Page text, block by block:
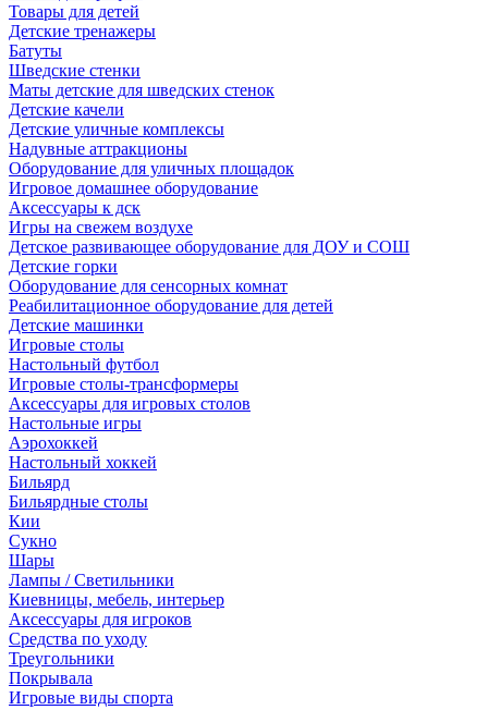
Товары для детей
Детские тренажеры
Батуты
Шведские стенки
Маты детские для шведских стенок
Детские качели
Детские уличные комплексы
Надувные аттракционы
Оборудование для уличных площадок
Игровое домашнее оборудование
Аксессуары к дск
Игры на свежем воздухе
Детское развивающее оборудование для ДОУ и СОШ
Детские горки
Оборудование для сенсорных комнат
Реабилитационное оборудование для детей
Детские машинки
Игровые столы
Настольный футбол
Игровые столы-трансформеры
Аксессуары для игровых столов
Настольные игры
Аэрохоккей
Настольный хоккей
Бильярд
Бильярдные столы
Кии
Сукно
Шары
Лампы / Светильники
Киевницы, мебель, интерьер
Аксессуары для игроков
Средства по уходу
Треугольники
Покрывала
Игровые виды спорта